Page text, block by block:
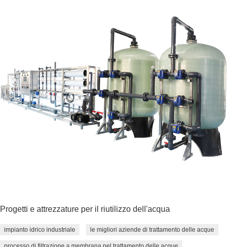
Progetti e attrezzature per il riutilizzo dell'acqua
impianto idrico industriale le migliori aziende di trattamento delle acque